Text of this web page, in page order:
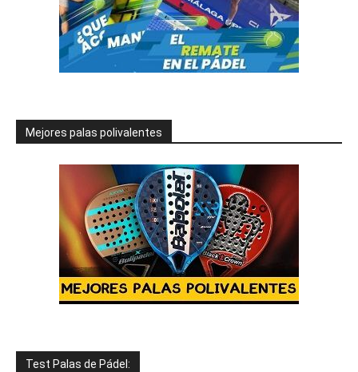
Mejores palas polivalentes
Test Palas de Pádel: